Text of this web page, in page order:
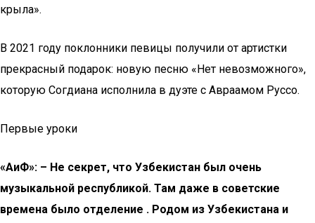
крыла».
В 2021 году поклонники певицы получили от артистки
прекрасный подарок: новую песню «Нет невозможного»,
которую Согдиана исполнила в дуэте с Авраамом Руссо.
Первые уроки
«AиФ»: – Не секрет, что Узбекистан был очень
музыкальной республикой. Там даже в советские
времена было отделение . Родом из Узбекистана и